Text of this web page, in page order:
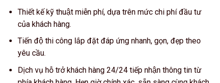
Thiết kế kỹ thuật miễn phí, dựa trên mức chi phí đầu tư
của khách hàng.
Tiến độ thi công lắp đặt đáp ứng nhanh, gọn, đẹp theo
yêu cầu.
Dịch vụ hỗ trở khách hàng 24/24 tiếp nhận thông tin từ